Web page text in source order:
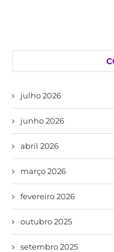
julho 2026
junho 2026
abril 2026
março 2026
fevereiro 2026
outubro 2025
setembro 2025